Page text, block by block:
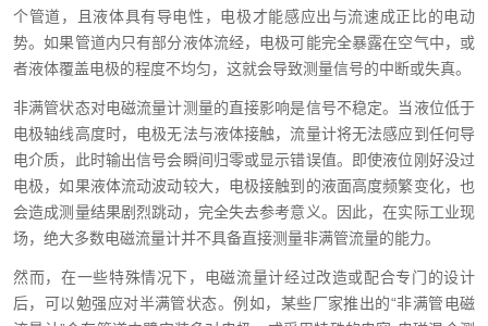
个管道，且液体具有导电性，电极才能感应出与流速成正比的电动
势。如果管道内只有部分液体流经，电极可能完全暴露在空气中，或
者液体覆盖电极的程度不均匀，这就会导致测量信号的中断或失真。
非满管状态对电磁流量计测量的直接影响是信号不稳定。当液位低于
电极轴线高度时，电极无法与液体接触，流量计将无法感应到任何导
电介质，此时输出信号会瞬间归零或显示错误值。即使液位刚好没过
电极，如果液体流动波动较大，电极接触到的液面高度频繁变化，也
会造成测量结果剧烈跳动，完全失去参考意义。因此，在实际工业现
场，绝大多数电磁流量计并不具备直接测量非满管流量的能力。
然而，在一些特殊情况下，电磁流量计经过改造或配合专门的设计
后，可以勉强应对半满管状态。例如，某些厂家推出的“非满管电磁